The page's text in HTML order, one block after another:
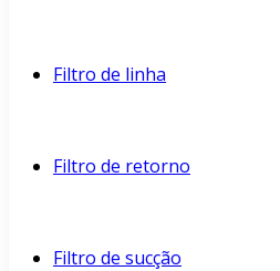
Filtro de linha
Filtro de retorno
Filtro de sucção